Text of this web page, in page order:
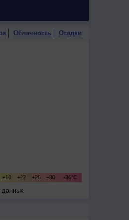
Облачность Осадки
данных